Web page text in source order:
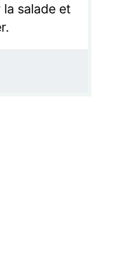
salade et